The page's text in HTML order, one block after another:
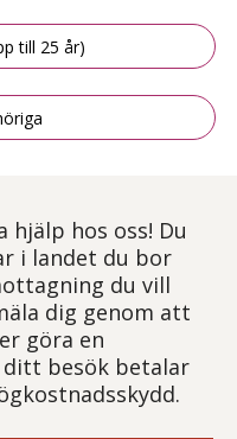
till 25 år)
hos oss! Du
i landet du bor
du vill
dig genom att
göra en
ditt besök betalar